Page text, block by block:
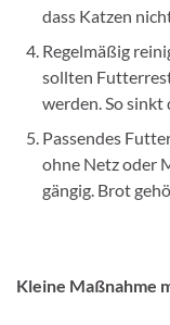
dass Katzen
Regelmäßig
sollten
werden. So sinkt
Passendes
ohne Netz oder
gängig. Brot
Kleine Maßnahme